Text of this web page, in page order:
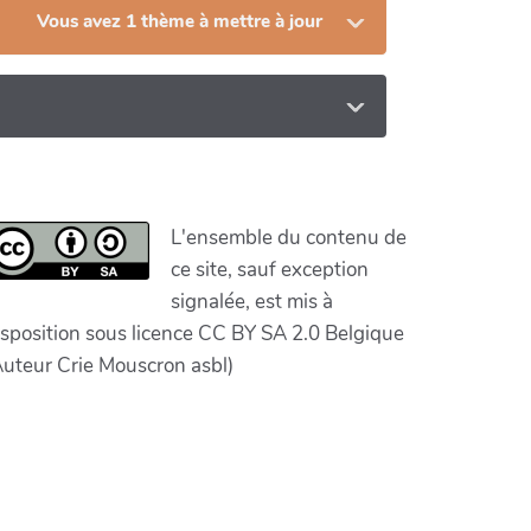
Vous avez 1 thème à mettre à jour
L'ensemble du contenu de
ce site, sauf exception
signalée, est mis à
sous licence CC BY SA 2.0 Belgique
Crie Mouscron asbl)